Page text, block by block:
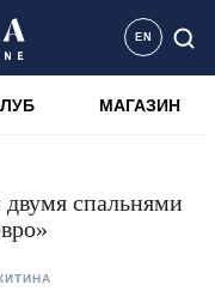
EN
МАГАЗИН
спальнями